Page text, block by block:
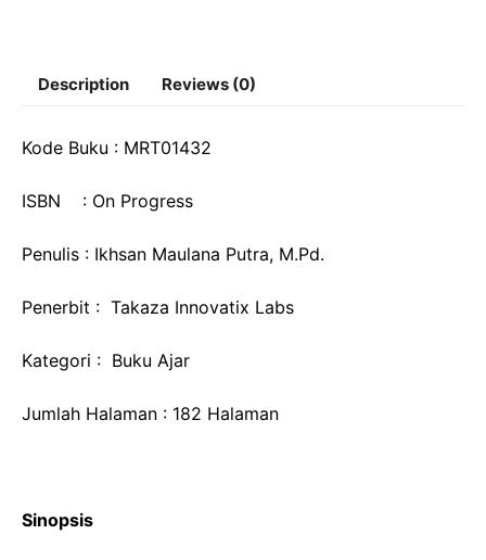
Description Reviews (0)
Kode Buku : MRT01432
ISBN : On Progress
Penulis : Ikhsan Maulana Putra, M.Pd.
Penerbit : Takaza Innovatix Labs
Kategori : Buku Ajar
Jumlah Halaman : 182 Halaman
Sinopsis